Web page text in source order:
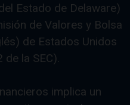
Estado de Delaware)
de Valores y Bolsa
de Estados Unidos
la SEC).
implica un